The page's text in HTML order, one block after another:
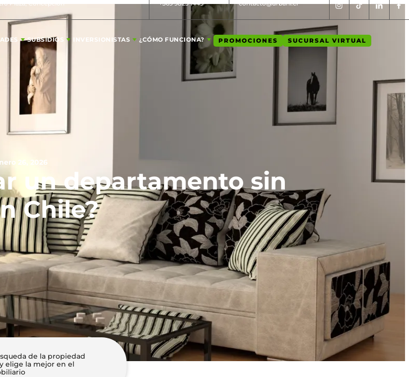
Plaza, Concepción +569 9825 1449 contacto@urbani.cl
SUBSIDIOS INVERSIONISTAS ¿CÓMO FUNCIONA? PROMOCIONES SUCURSAL VIRTUAL
26, 2026
un departamento sin
Chile?
de la propiedad
elige la mejor en el